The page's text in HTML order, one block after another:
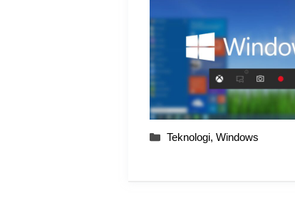
Categories
Teknologi, Windows